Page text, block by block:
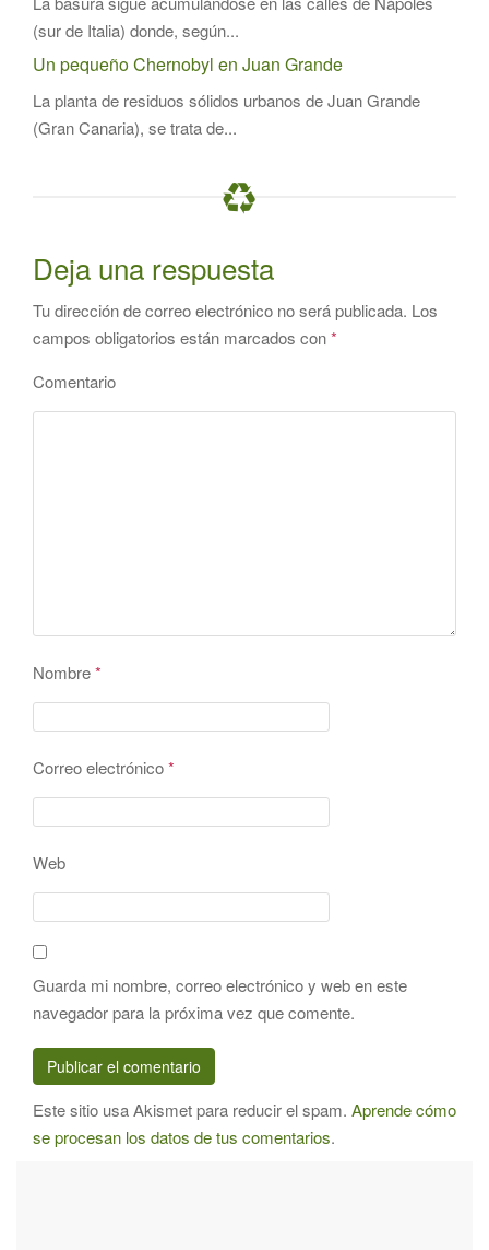
(sur de Italia) donde, según...
Un pequeño Chernobyl en Juan Grande
La planta de residuos sólidos urbanos de Juan Grande
(Gran Canaria), se trata de...
Deja una respuesta
Tu dirección de correo electrónico no será publicada. Los
campos obligatorios están marcados con*
Comentario
Nombre*
Correo electrónico*
Web
Guarda mi nombre, correo electrónico y web en este
navegador para la próxima vez que comente.
Este sitio usa Akismet para reducir el spam. Aprende cómo
se procesan los datos de tus comentarios.